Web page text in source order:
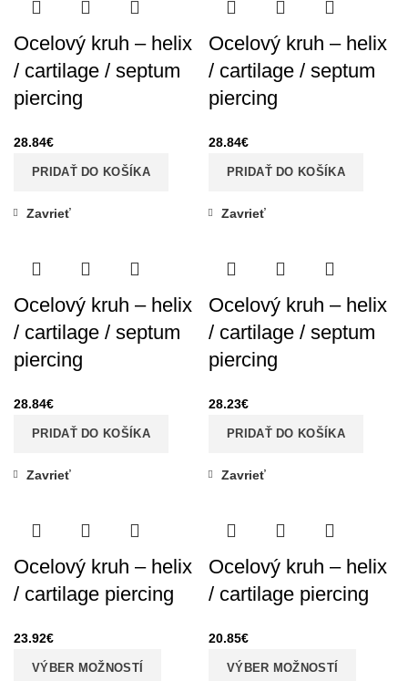
Ocelový kruh – helix
/ cartilage / septum
piercing
28.84€
PRIDAŤ DO KOŠÍKA
Ocelový kruh – helix
/ cartilage / septum
piercing
28.84€
PRIDAŤ DO KOŠÍKA
Zavrieť
Ocelový kruh – helix
/ cartilage / septum
piercing
28.84€
PRIDAŤ DO KOŠÍKA
Zavrieť
Ocelový kruh – helix
/ cartilage / septum
piercing
28.23€
PRIDAŤ DO KOŠÍKA
Zavrieť
Ocelový kruh – helix
/ cartilage piercing
23.92€
VÝBER MOŽNOSTÍ
Zavrieť
Ocelový kruh – helix
/ cartilage piercing
20.85€
VÝBER MOŽNOSTÍ